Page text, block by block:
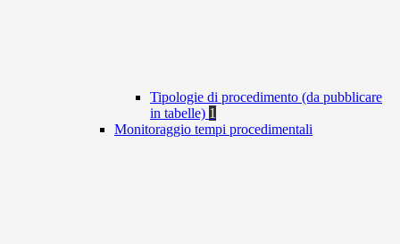
Tipologie di procedimento (da pubblicare
in tabelle) 1
Monitoraggio tempi procedimentali